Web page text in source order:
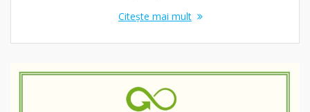
Citește mai mult